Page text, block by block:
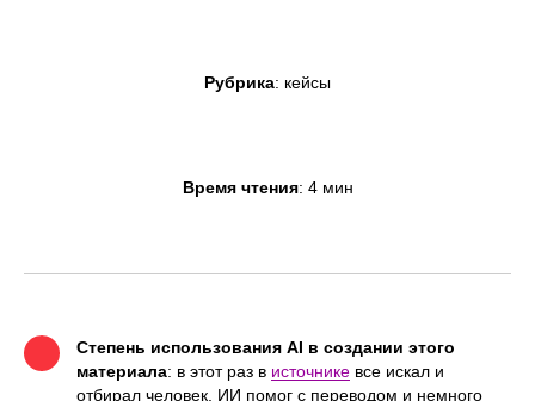
Рубрика: кейсы
Время чтения: 4 мин
Степень использования AI в создании этого
материала: в этот раз в источнике все искал и
отбирал человек, ИИ помог с переводом и немного